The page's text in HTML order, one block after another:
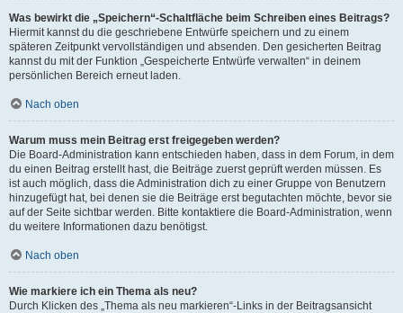
Was bewirkt die „Speichern“-Schaltfläche beim Schreiben eines Beitrags?
Hiermit kannst du die geschriebene Entwürfe speichern und zu einem
späteren Zeitpunkt vervollständigen und absenden. Den gesicherten Beitrag
kannst du mit der Funktion „Gespeicherte Entwürfe verwalten“ in deinem
persönlichen Bereich erneut laden.
Nach oben
Warum muss mein Beitrag erst freigegeben werden?
Die Board-Administration kann entschieden haben, dass in dem Forum, in dem
du einen Beitrag erstellt hast, die Beiträge zuerst geprüft werden müssen. Es
ist auch möglich, dass die Administration dich zu einer Gruppe von Benutzern
hinzugefügt hat, bei denen sie die Beiträge erst begutachten möchte, bevor sie
auf der Seite sichtbar werden. Bitte kontaktiere die Board-Administration, wenn
du weitere Informationen dazu benötigst.
Nach oben
Wie markiere ich ein Thema als neu?
Durch Klicken des „Thema als neu markieren“-Links in der Beitragsansicht